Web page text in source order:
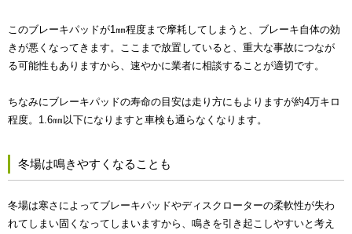
このブレーキパッドが1㎜程度まで摩耗してしまうと、ブレーキ自体の効
きが悪くなってきます。ここまで放置していると、重大な事故につなが
る可能性もありますから、速やかに業者に相談することが適切です。
ちなみにブレーキパッドの寿命の目安は走り方にもよりますが約4万キロ
程度。1.6㎜以下になりますと車検も通らなくなります。
冬場は鳴きやすくなることも
冬場は寒さによってブレーキパッドやディスクローターの柔軟性が失わ
れてしまい固くなってしまいますから、鳴きを引き起こしやすいと考え